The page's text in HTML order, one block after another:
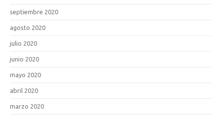
septiembre 2020
agosto 2020
julio 2020
junio 2020
mayo 2020
abril 2020
marzo 2020